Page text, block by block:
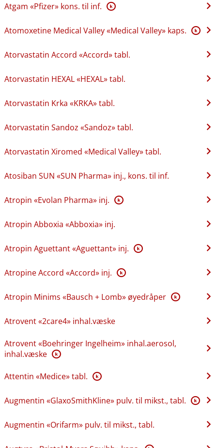
Atgam «Pfizer» kons. til inf. K
Atomoxetine Medical Valley «Medical Valley» kaps. K
Atorvastatin Accord «Accord» tabl.
Atorvastatin HEXAL «HEXAL» tabl.
Atorvastatin Krka «KRKA» tabl.
Atorvastatin Sandoz «Sandoz» tabl.
Atorvastatin Xiromed «Medical Valley» tabl.
Atosiban SUN «SUN Pharma» inj., kons. til inf.
Atropin «Evolan Pharma» inj. K
Atropin Abboxia «Abboxia» inj.
Atropin Aguettant «Aguettant» inj. K
Atropine Accord «Accord» inj. K
Atropin Minims «Bausch + Lomb» øyedråper K
Atrovent «2care4» inhal.væske
Atrovent «Boehringer Ingelheim» inhal.aerosol,
inhal.væske K
Attentin «Medice» tabl. K
Augmentin «GlaxoSmithKline» pulv. til mikst., tabl. K
Augmentin «Orifarm» pulv. til mikst., tabl.